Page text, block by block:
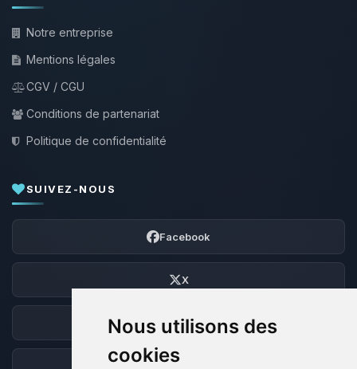
Nous utilisons des
cookies
Notre entreprise
Mentions légales
CGV / CGU
Conditions de partenariat
Politique de confidentialité
SUIVEZ-NOUS
Facebook
X
Discord
Forum